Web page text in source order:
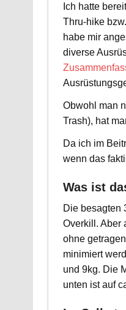
Ich hatte
Thru-hike
habe mir
diverse
Obwohl man
Trash), hat
Da ich im
wenn das
Was ist
Die besagten
Overkill. Aber
ohne
minimiert
und 9kg. Die
unten ist auf